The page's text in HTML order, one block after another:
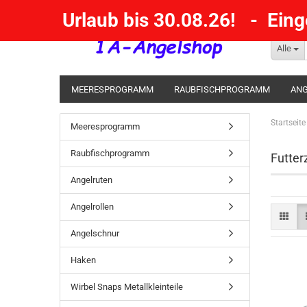
Alle
Urlaub bis 30.08.26! -
MEERESPROGRAMM RAUBFISCHPROGRAMM
KESCHER / SENKE / GAFF POSEN SBIRULINOS
Startseite
Meeresprogramm
Raubfischprogramm
Angelruten
Angelrollen
Angelschnur
Haken
Wirbel Snaps Metallkleinteile